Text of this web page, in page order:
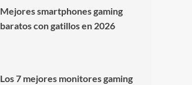
Mejores smartphones gaming
baratos con gatillos en 2026
Los 7 mejores monitores gaming